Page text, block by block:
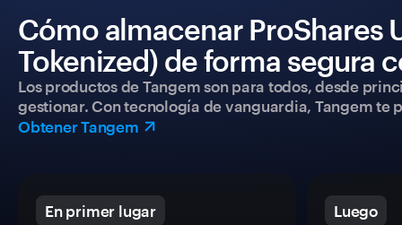
Cómo almacenar ProShares
Tokenized) de forma segura
Los productos de Tangem son para todos, desde
gestionar. Con tecnología de vanguardia, Tangem
Obtener Tangem
En primer lugar Luego